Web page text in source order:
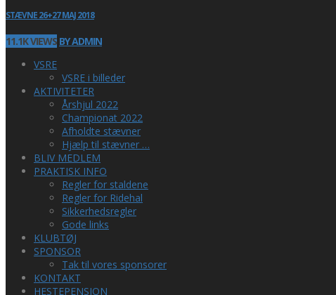
STÆVNE 26+27 MAJ 2018
11.1K VIEWS BY ADMIN
VSRE
VSRE i billeder
AKTIVITETER
Årshjul 2022
Championat 2022
Afholdte stævner
Hjælp til stævner …
BLIV MEDLEM
PRAKTISK INFO
Regler for staldene
Regler for Ridehal
Sikkerhedsregler
Gode links
KLUBTØJ
SPONSOR
Tak til vores sponsorer
KONTAKT
HESTEPENSION